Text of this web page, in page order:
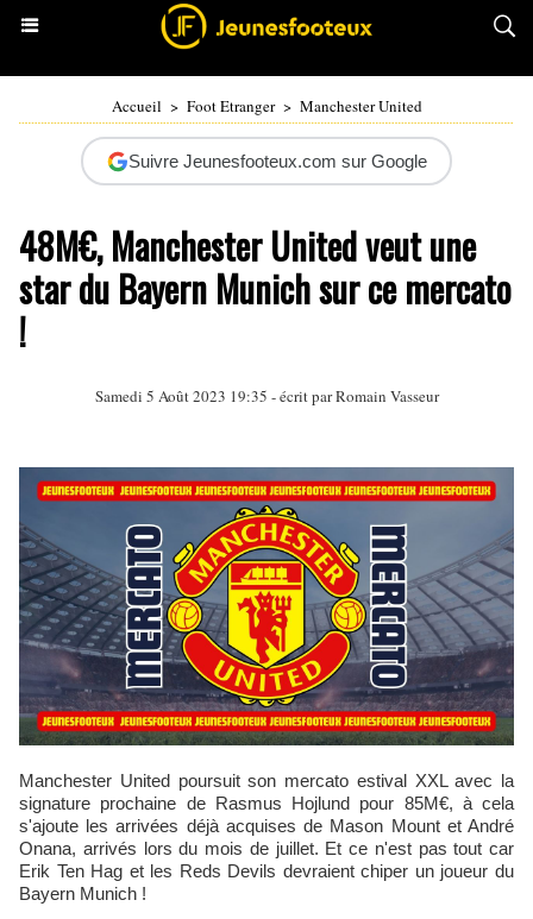
Accueil > Foot Etranger > Manchester United
Suivre Jeunesfooteux.com sur Google
48M€, Manchester United veut une
star du Bayern Munich sur ce mercato
!
Samedi 5 Août 2023 19:35 - écrit parRomain Vasseur
Manchester United poursuit son mercato estival XXL avec la
signature prochaine de Rasmus Hojlund pour 85M€, à cela
s'ajoute les arrivées déjà acquises de Mason Mount et André
Onana, arrivés lors du mois de juillet. Et ce n'est pas tout car
Erik Ten Hag et les Reds Devils devraient chiper un joueur du
Bayern Munich !